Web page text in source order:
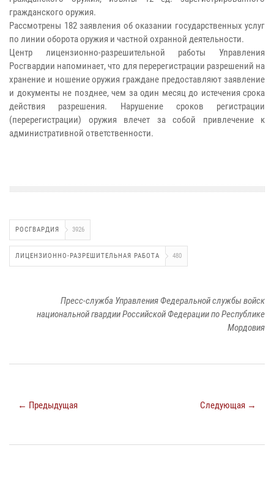
гражданского оружия.
Рассмотрены 182 заявления об оказании государственных услуг
по линии оборота оружия и частной охранной деятельности.
Центр лицензионно-разрешительной работы Управления
Росгвардии напоминает, что для перерегистрации разрешений на
хранение и ношение оружия граждане предоставляют заявление
и документы не позднее, чем за один месяц до истечения срока
действия разрешения. Нарушение сроков регистрации
(перерегистрации) оружия влечет за собой привлечение к
административной ответственности.
РОСГВАРДИЯ 3926
ЛИЦЕНЗИОННО-РАЗРЕШИТЕЛЬНАЯ РАБОТА 480
Пресс-служба Управления Федеральной службы войск
национальной гвардии Российской Федерации по Республике
Мордовия
← Предыдущая Следующая →